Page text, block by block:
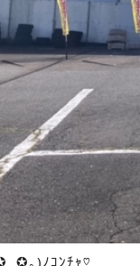
｡)ﾉｺﾝﾁｬ♡